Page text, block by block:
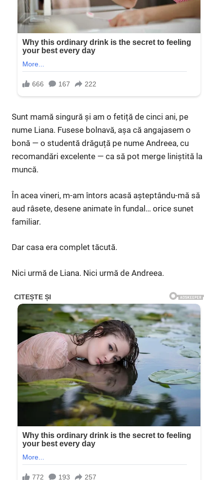
Sunt mamă singură și am o fetiță de cinci ani, pe
nume Liana. Fusese bolnavă, așa că angajasem o
bonă — o studentă drăguță pe nume Andreea, cu
recomandări excelente — ca să pot merge liniștită la
muncă.
În acea vineri, m-am întors acasă așteptându-mă să
aud râsete, desene animate în fundal… orice sunet
familiar.
Dar casa era complet tăcută.
Nici urmă de Liana. Nici urmă de Andreea.